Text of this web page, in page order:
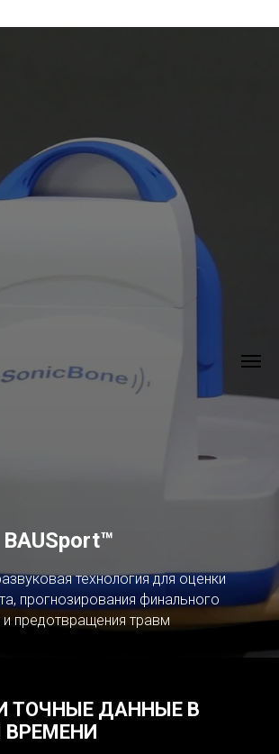
технология для оценки
прогнозирования финального
предотвращения травм
ТОЧНЫЕ ДАННЫЕ В